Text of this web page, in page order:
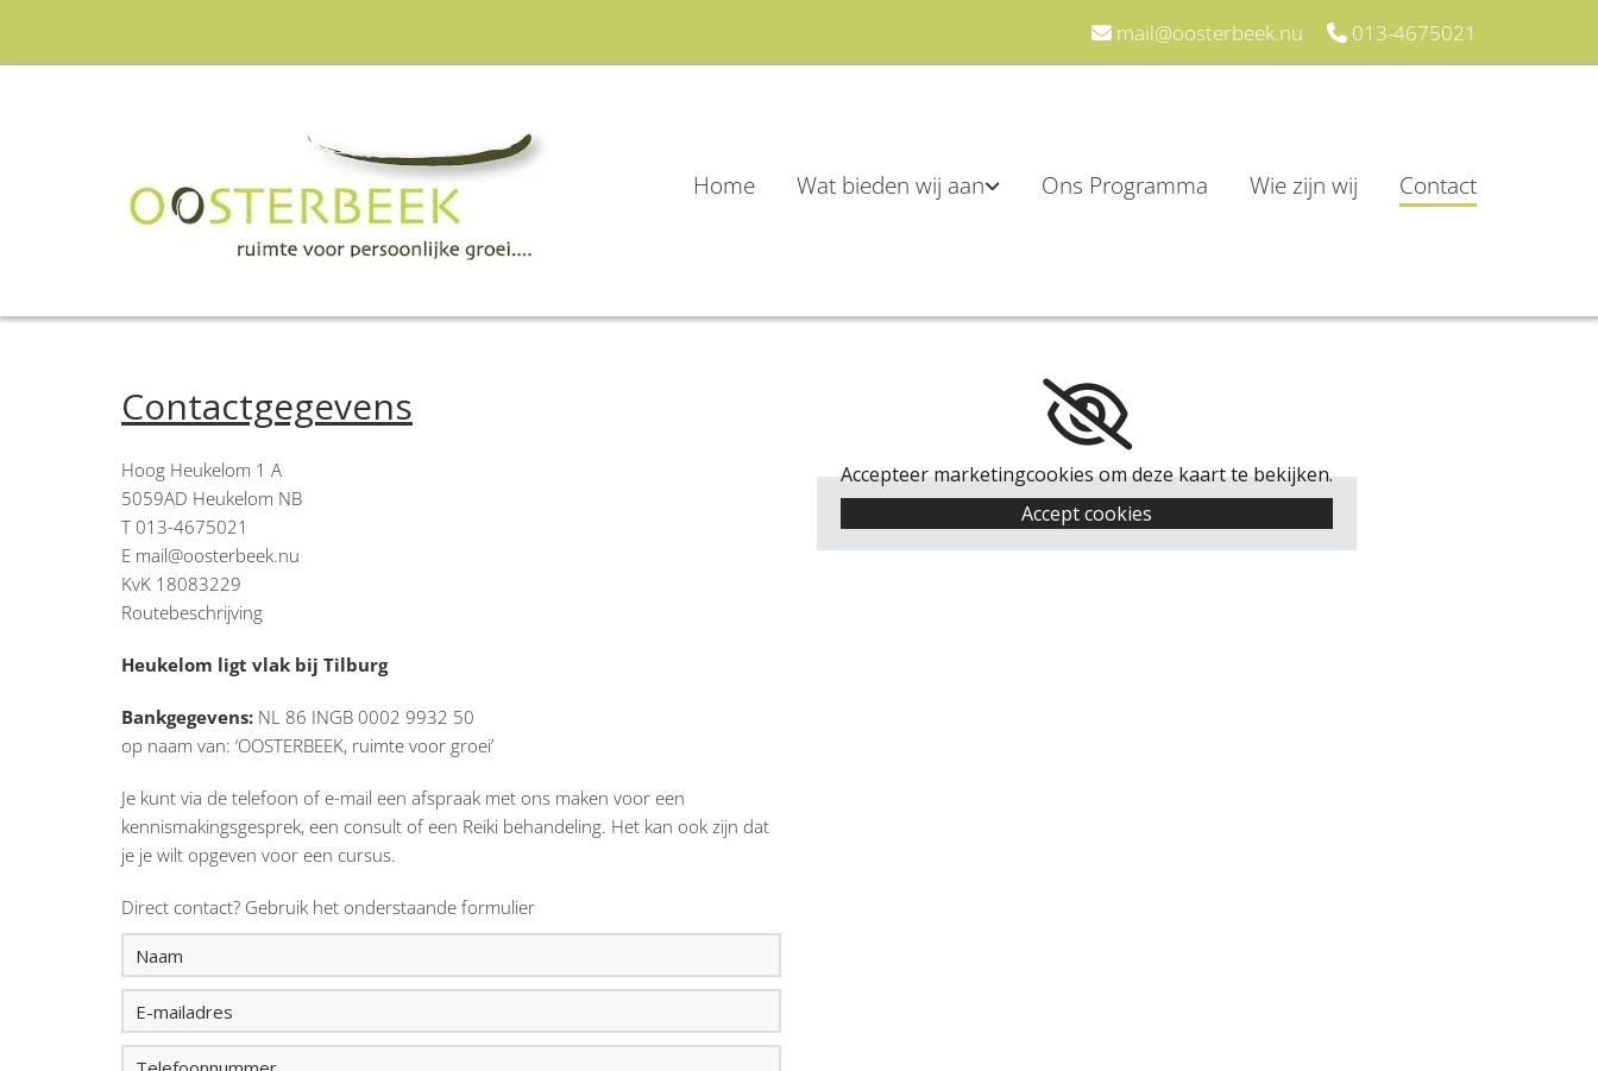
 mail@oosterbeek.nu  013-4675021
Home Wat bieden wij aan Ons Programma Wie zijn wij Contact
Contactgegevens
Hoog Heukelom 1 A
5059AD Heukelom NB
T 013-4675021
E mail@oosterbeek.nu
KvK 18083229
Routebeschrijving
Heukelom ligt vlak bij Tilburg
Bankgegevens: NL 86 INGB 0002 9932 50
op naam van: ‘OOSTERBEEK, ruimte voor groei’
Je kunt via de telefoon of e-mail een afspraak met ons maken voor een
kennismakingsgesprek, een consult of een Reiki behandeling. Het kan ook zijn dat
je je wilt opgeven voor een cursus.
Direct contact? Gebruik het onderstaande formulier
Accepteer marketingcookies om deze kaart te bekijken.
Accept cookies